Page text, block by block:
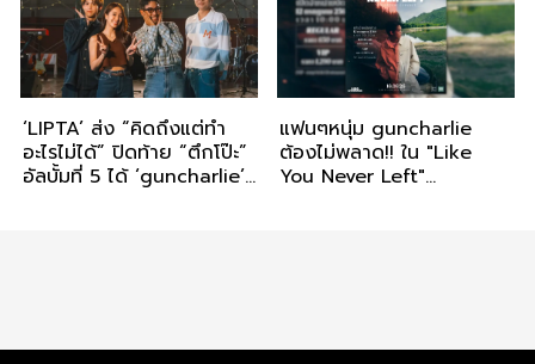
ตุลาคมนี้ ณ Centerpoint
‘LIPTA’ ส่ง “คิดถึงแต่ทำ
อะไรไม่ได้” ปิดท้าย “ตึกโป๊ะ”
อัลบั้มที่ 5 ได้ ‘guncharlie’
แฟนๆหนุ่ม guncharlie
ต้องไม่พลาด!! ใน "Like
You Never Left"